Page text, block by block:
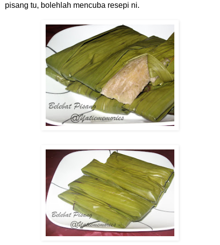
pisang tu, bolehlah mencuba resepi ni.